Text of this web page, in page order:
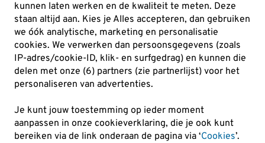
kunnen laten werken en de kwaliteit te meten. Deze
staan altijd aan. Kies je Alles accepteren, dan gebruiken
we óók analytische, marketing en personalisatie
cookies. We verwerken dan persoonsgegevens (zoals
IP-adres/cookie-ID, klik- en surfgedrag) en kunnen die
delen met onze (6) partners (zie partnerlijst) voor het
personaliseren van advertenties.
Je kunt jouw toestemming op ieder moment
aanpassen in onze cookieverklaring, die je ook kunt
bereiken via de link onderaan de pagina via ‘Cookies’.